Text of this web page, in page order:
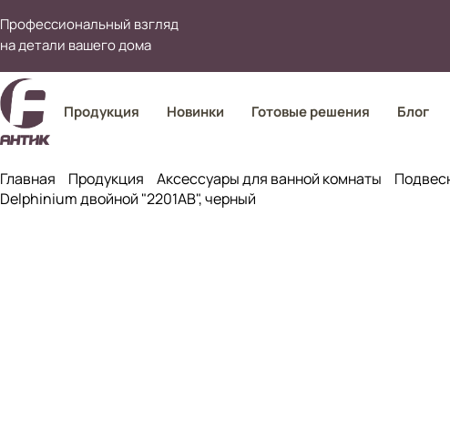
Профессиональный взгляд
на детали вашего дома
Продукция Новинки Готовые решения Блог
Главная Продукция Аксессуары для ванной комнаты
Delphinium двойной "2201АВ", черный